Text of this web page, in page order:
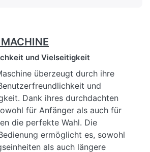
und Vielseitigkeit
überzeugt durch ihre
und
Dank ihres durchdachten
für Anfänger als auch für
die perfekte Wahl. Die
ermöglicht es, sowohl
als auch längere